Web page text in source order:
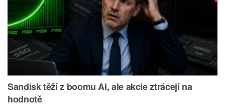
Sandisk těží z boomu AI, ale akcie ztrácejí na
hodnotě